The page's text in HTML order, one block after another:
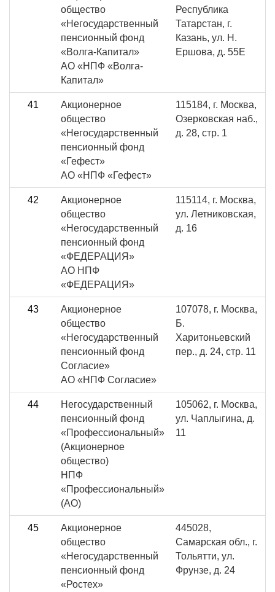
общество
«Негосударственный
пенсионный фонд
«Волга-Капитал»
АО «НПФ «Волга-
Капитал»
Республика
Татарстан, г.
Казань, ул. Н.
Ершова, д. 55Е
41
Акционерное
общество
«Негосударственный
пенсионный фонд
«Гефест»
АО «НПФ «Гефест»
115184, г. Москва,
Озерковская наб.,
д. 28, стр. 1
42
Акционерное
общество
«Негосударственный
пенсионный фонд
«ФЕДЕРАЦИЯ»
АО НПФ
«ФЕДЕРАЦИЯ»
115114, г. Москва,
ул. Летниковская,
д. 16
43
Акционерное
общество
«Негосударственный
пенсионный фонд
Согласие»
АО «НПФ Согласие»
107078, г. Москва,
Б.
Харитоньевский
пер., д. 24, стр. 11
44
Негосударственный
пенсионный фонд
«Профессиональный»
(Акционерное
общество)
НПФ
«Профессиональный»
(АО)
105062, г. Москва,
ул. Чаплыгина, д.
11
45
Акционерное
общество
«Негосударственный
пенсионный фонд
«Ростех»
445028,
Самарская обл., г.
Тольятти, ул.
Фрунзе, д. 24